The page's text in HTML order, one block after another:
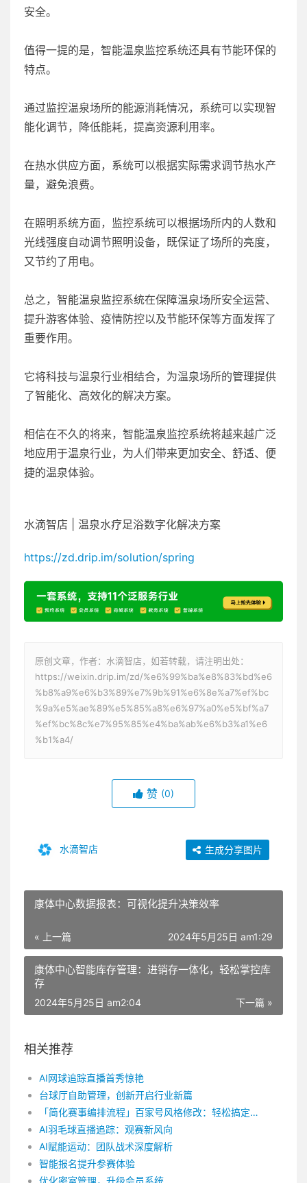
安全。
值得一提的是，智能温泉监控系统还具有节能环保的
特点。
通过监控温泉场所的能源消耗情况，系统可以实现智
能化调节，降低能耗，提高资源利用率。
在热水供应方面，系统可以根据实际需求调节热水产
量，避免浪费。
在照明系统方面，监控系统可以根据场所内的人数和
光线强度自动调节照明设备，既保证了场所的亮度，
又节约了用电。
总之，智能温泉监控系统在保障温泉场所安全运营、
提升游客体验、疫情防控以及节能环保等方面发挥了
重要作用。
它将科技与温泉行业相结合，为温泉场所的管理提供
了智能化、高效化的解决方案。
相信在不久的将来，智能温泉监控系统将越来越广泛
地应用于温泉行业，为人们带来更加安全、舒适、便
捷的温泉体验。
水滴智店 | 温泉水疗足浴数字化解决方案
https://zd.drip.im/solution/spring
原创文章，作者：水滴智店，如若转载，请注明出处：
https://weixin.drip.im/zd/%e6%99%ba%e8%83%bd%e6
%b8%a9%e6%b3%89%e7%9b%91%e6%8e%a7%ef%bc
%9a%e5%ae%89%e5%85%a8%e6%97%a0%e5%bf%a7
%ef%bc%8c%e7%95%85%e4%ba%ab%e6%b3%a1%e6
%b1%a4/
赞 (0)
水滴智店 生成分享图片
康体中心数据报表：可视化提升决策效率
« 上一篇 2024年5月25日 am1:29
康体中心智能库存管理：进销存一体化，轻松掌控库
存
下一篇 »
2024年5月25日 am2:04
相关推荐
AI网球追踪直播首秀惊艳
台球厅自助管理，创新开启行业新篇
「简化赛事编排流程」百家号风格修改：轻松搞定！极简赛事编排指南
AI羽毛球直播追踪：观赛新风向
AI赋能运动：团队战术深度解析
智能报名提升参赛体验